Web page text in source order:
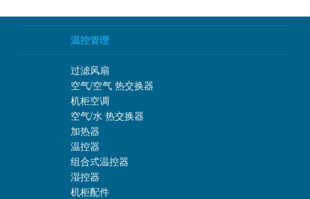
温控管理
过滤风扇
空气/空气 热交换器
机柜空调
空气/水 热交换器
加热器
温控器
组合式温控器
湿控器
机柜配件